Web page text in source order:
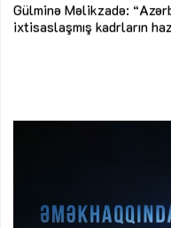
Gülminə Məlikzadə:
ixtisaslaşmış kadrların